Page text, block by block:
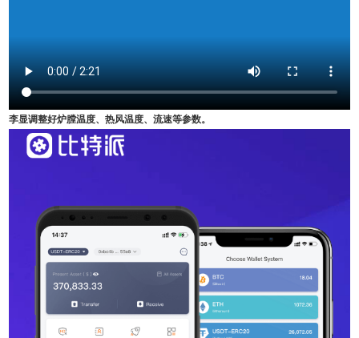
李显调整好炉膛温度、热风温度、流速等参数。